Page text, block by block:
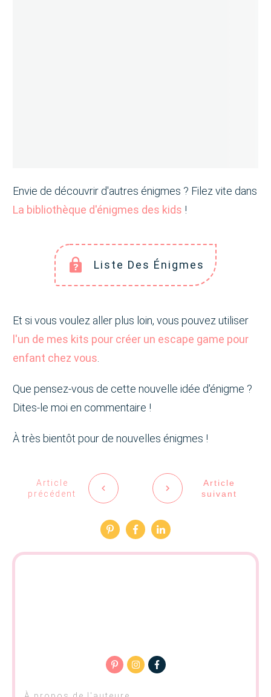
Envie de découvrir d'autres énigmes ? Filez vite dans
La bibliothèque d'énigmes des kids !
Liste Des Énigmes
Et si vous voulez aller plus loin, vous pouvez utiliser
l'un de mes kits pour créer un escape game pour
enfant chez vous
Que pensez-vous de cette nouvelle idée d'énigme ?
Dites-le moi en commentaire !
À très bientôt pour de nouvelles énigmes !
Article
précédent
Article
suivant